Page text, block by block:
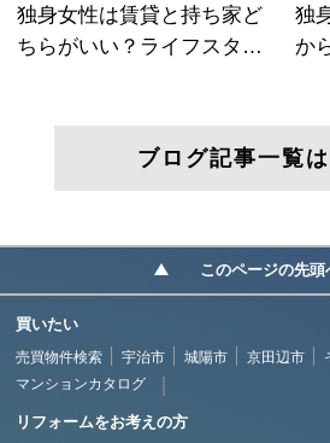
ブログ記事一覧
このページの先頭
買いたい
売買物件検索 宇治市 城陽市 京田辺市
マンションカタログ
リフォームをお考えの方